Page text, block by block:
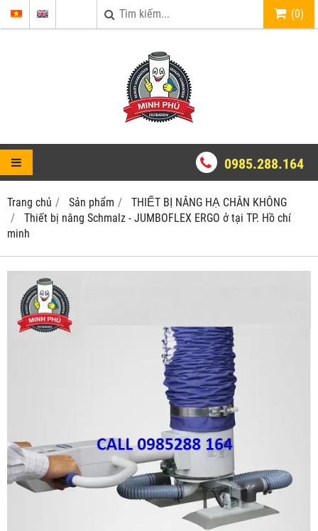
(0)
0985.288.164
Trang chủ Sản phẩm
THIẾT BỊ NÂNG HẠ CHÂN KHÔNG
Thiết bị nâng Schmalz - JUMBOFLEX ERGO ở tại TP. Hồ chí
minh